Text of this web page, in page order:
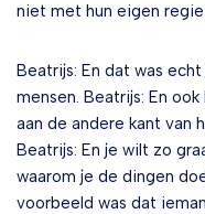
niet met hun eigen
Beatrijs: En dat was
mensen. Beatrijs: En
aan de andere kant van
Beatrijs: En je wilt zo
waarom je de dingen
voorbeeld was dat